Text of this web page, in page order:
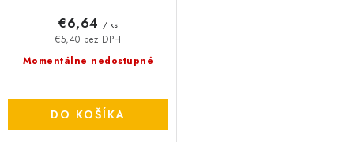
Momentálne nedostupné
€5,40 bez DPH
€6,64 / ks
DO KOŠÍKA